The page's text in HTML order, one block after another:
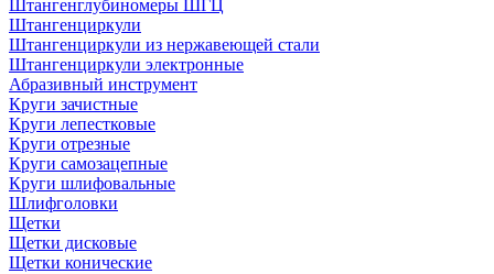
Штангенглубиномеры ШГЦ
Штангенциркули
Штангенциркули из нержавеющей стали
Штангенциркули электронные
Абразивный инструмент
Круги зачистные
Круги лепестковые
Круги отрезные
Круги самозацепные
Круги шлифовальные
Шлифголовки
Щетки
Щетки дисковые
Щетки конические